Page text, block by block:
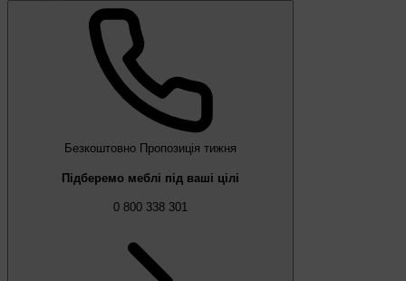
Безкоштовно Пропозиція тижня
Підберемо меблі під ваші цілі
0 800 338 301